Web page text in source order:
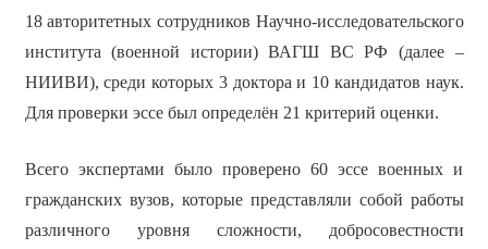
18 авторитетных сотрудников Научно-исследовательского
института (военной истории) ВАГШ ВС РФ (далее –
НИИВИ), среди которых 3 доктора и 10 кандидатов наук.
Для проверки эссе был определён 21 критерий оценки.
Всего экспертами было проверено 60 эссе военных и
гражданских вузов, которые представляли собой работы
различного уровня сложности, добросовестности